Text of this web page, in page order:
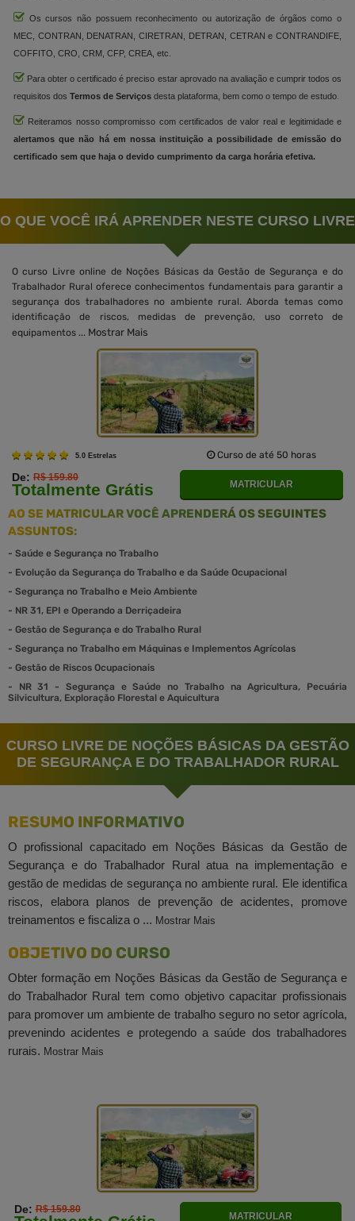
Os cursos não possuem reconhecimento ou autorização de órgãos como o
MEC, CONTRAN, DENATRAN, CIRETRAN, DETRAN, CETRAN e CONTRANDIFE,
COFFITO, CRO, CRM, CFP, CREA, etc.
Para obter o certificado é preciso estar aprovado na avaliação e cumprir todos os
requisitos dos Termos de Serviços desta plataforma, bem como o tempo de estudo.
Reiteramos nosso compromisso com certificados de valor real e legitimidade e
alertamos que não há em nossa instituição a possibilidade de emissão do
certificado sem que haja o devido cumprimento da carga horária efetiva.
O QUE VOCÊ IRÁ APRENDER NESTE CURSO LIVRE
O curso Livre online de Noções Básicas da Gestão de Segurança e do
Trabalhador Rural oferece conhecimentos fundamentais para garantir a
segurança dos trabalhadores no ambiente rural. Aborda temas como
identificação de riscos, medidas de prevenção, uso correto de
equipamentos ... Mostrar Mais
5.0 Estrelas Curso de até 50 horas
De: R$ 159.80
Totalmente Grátis MATRICULAR
AO SE MATRICULAR VOCÊ APRENDERÁ OS SEGUINTES
ASSUNTOS:
- Saúde e Segurança no Trabalho
- Evolução da Segurança do Trabalho e da Saúde Ocupacional
- Segurança no Trabalho e Meio Ambiente
- NR 31, EPI e Operando a Derriçadeira
- Gestão de Segurança e do Trabalho Rural
- Segurança no Trabalho em Máquinas e Implementos Agrícolas
- Gestão de Riscos Ocupacionais
- NR 31 - Segurança e Saúde no Trabalho na Agricultura, Pecuária
Silvicultura, Exploração Florestal e Aquicultura
CURSO LIVRE DE NOÇÕES BÁSICAS DA GESTÃO
DE SEGURANÇA E DO TRABALHADOR RURAL
RESUMO INFORMATIVO
O profissional capacitado em Noções Básicas da Gestão de
Segurança e do Trabalhador Rural atua na implementação e
gestão de medidas de segurança no ambiente rural. Ele identifica
riscos, elabora planos de prevenção de acidentes, promove
treinamentos e fiscaliza o ... Mostrar Mais
OBJETIVO DO CURSO
Obter formação em Noções Básicas da Gestão de Segurança e
do Trabalhador Rural tem como objetivo capacitar profissionais
para promover um ambiente de trabalho seguro no setor agrícola,
prevenindo acidentes e protegendo a saúde dos trabalhadores
rurais. Mostrar Mais
De:R$ 159.80
MATRICULAR